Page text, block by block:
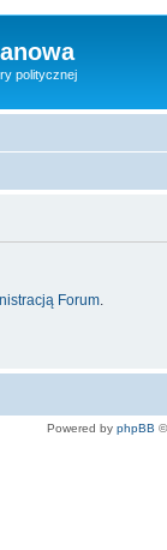
politycznej
Forum
Powered by phpBB